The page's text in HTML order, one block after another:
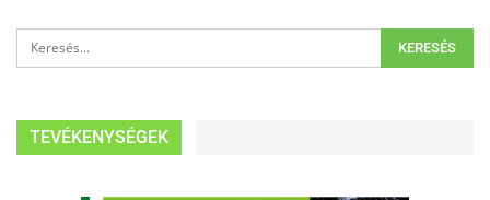
TEVÉKENYSÉGEK